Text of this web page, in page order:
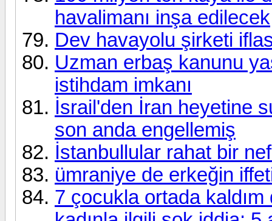
havalimanı inşa edilecek
Dev havayolu şirketi
Uzman erbaş kanunu
istihdam imkanı
İsrail'den İran heyetine
son anda engellemiş
İstanbullular rahat bir
ümraniye de erkeğin
7 çocukla ortada kaldım